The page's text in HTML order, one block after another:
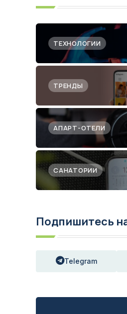
ТЕХНОЛОГИИ
ТРЕНДЫ
АПАРТ-ОТЕЛИ
САНАТОРИИ
Подпишитесь
Telegram